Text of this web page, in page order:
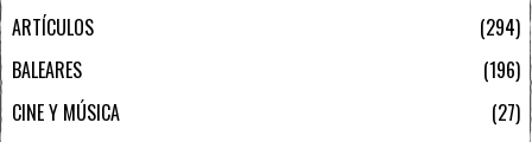
ARTÍCULOS
294
BALEARES
196
CINE Y MÚSICA
27